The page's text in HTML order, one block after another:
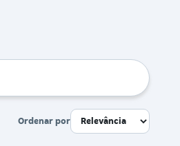
Ordenar por